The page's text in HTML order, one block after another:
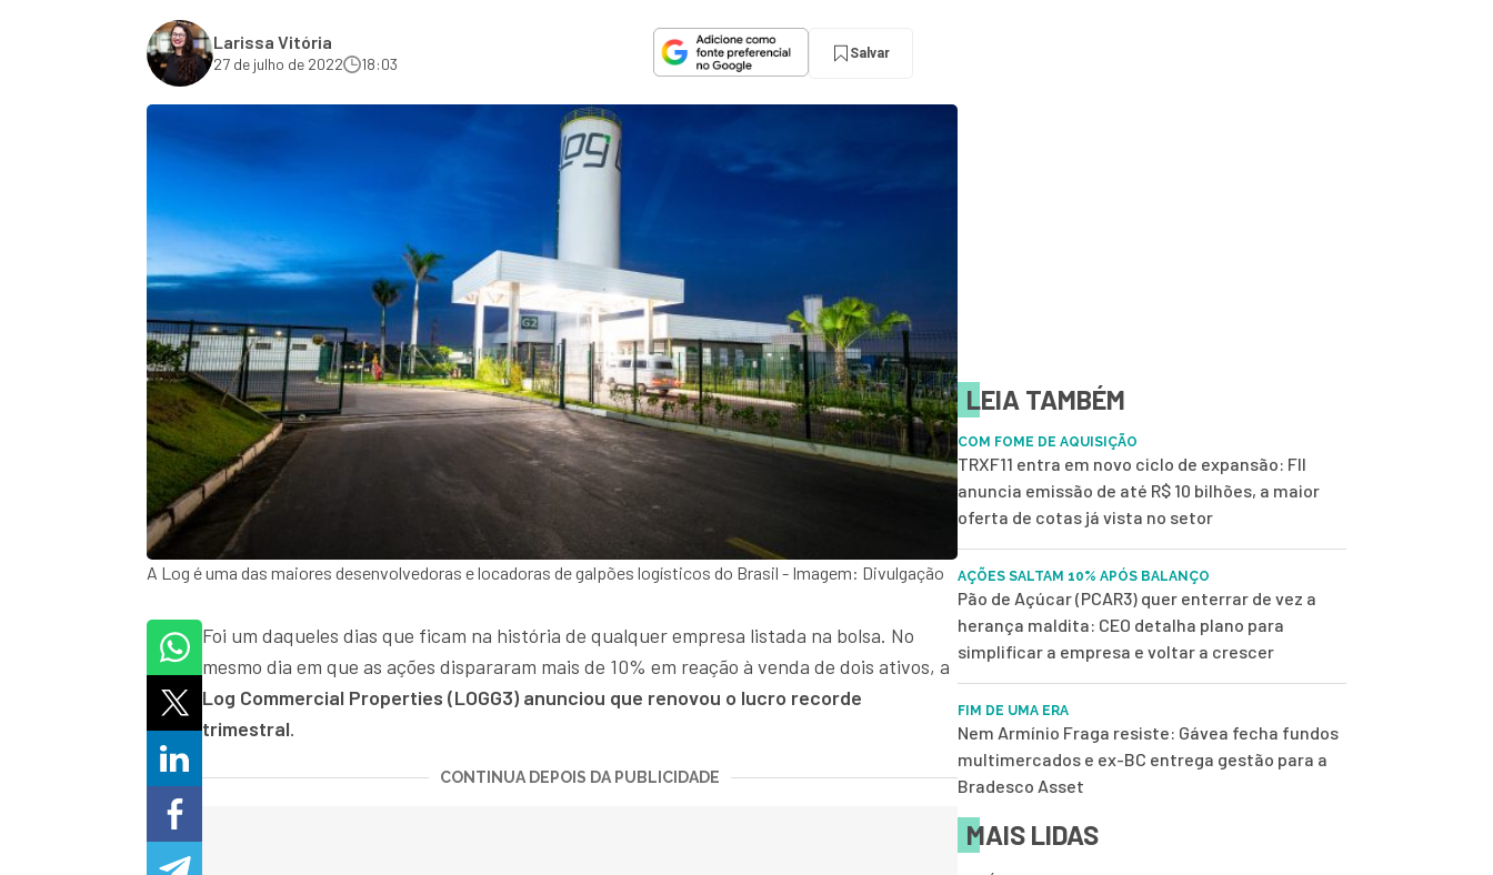
Larissa Vitória
27 de julho de 2022 18:03
Salvar
A Log é uma das maiores desenvolvedoras e locadoras de galpões logísticos do Brasil - Imagem: Divulgação
Foi um daqueles dias que ficam na história de qualquer empresa listada na bolsa. No
mesmo dia em que as ações dispararam mais de 10% em reação à venda de dois ativos, a
Log Commercial Properties (LOGG3) anunciou que renovou o lucro recorde
trimestral.
CONTINUA DEPOIS DA PUBLICIDADE
LEIA TAMBÉM
COM FOME DE AQUISIÇÃO
TRXF11 entra em novo ciclo de expansão: FII
anuncia emissão de até R$ 10 bilhões, a maior
oferta de cotas já vista no setor
AÇÕES SALTAM 10% APÓS BALANÇO
Pão de Açúcar (PCAR3) quer enterrar de vez a
herança maldita: CEO detalha plano para
simplificar a empresa e voltar a crescer
FIM DE UMA ERA
Nem Armínio Fraga resiste: Gávea fecha fundos
multimercados e ex-BC entrega gestão para a
Bradesco Asset
MAIS LIDAS